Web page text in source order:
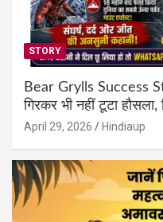
STORY
Bear Grylls Success
गिरकर भी नहीं टूटा
April 29, 2026 Hindiaup